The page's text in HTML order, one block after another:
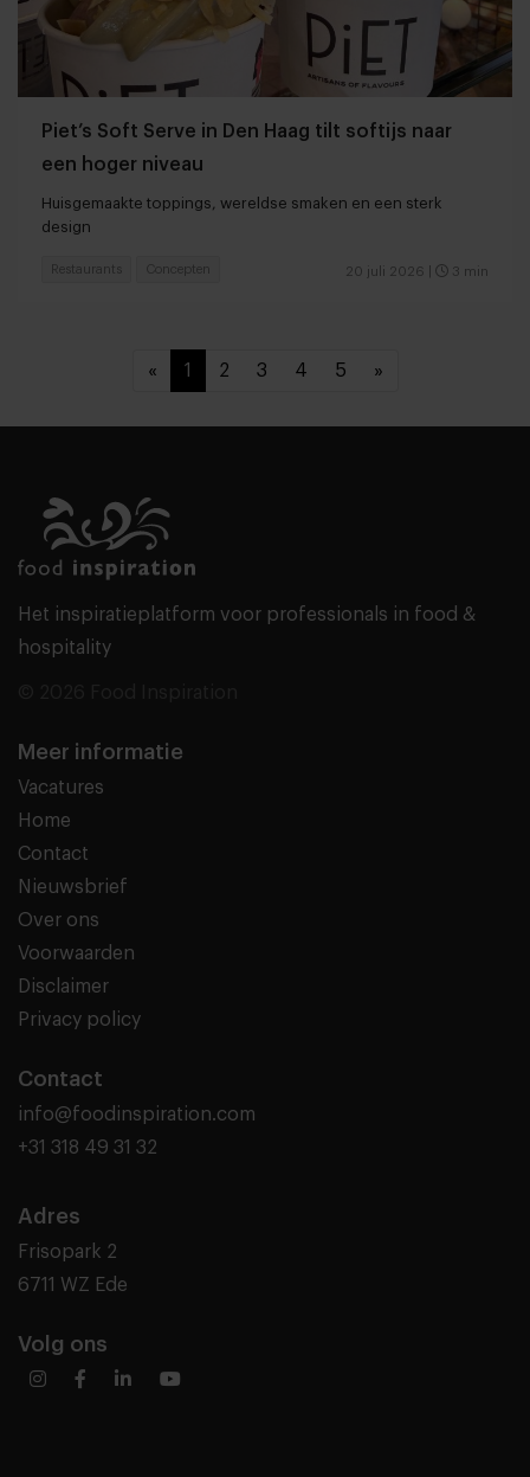
Piet’s Soft Serve in Den Haag tilt softijs naar
een hoger niveau
Huisgemaakte toppings, wereldse smaken en een sterk
design
20 juli 2026 3 min
Restaurants Concepten
« 1 2 3 4 5 »
Het inspiratieplatform voor professionals in food &
hospitality
Meer informatie
Vacatures
Home
Contact
Nieuwsbrief
Over ons
Voorwaarden
Disclaimer
Privacy policy
Contact
info@foodinspiration.com
+31 318 49 31 32
Adres
Frisopark 2
6711 WZ Ede
Volg ons